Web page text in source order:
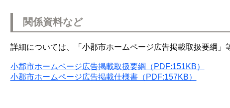
関係資料など
詳細については、「小郡市ホームページ広告掲載取扱要綱」
小郡市ホームページ広告掲載取扱要綱（PDF:151KB）
小郡市ホームページ広告掲載仕様書（PDF:157KB）